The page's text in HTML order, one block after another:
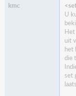
U
uit
het
die
set